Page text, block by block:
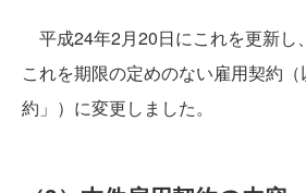
平成24年2月20日にこれを更新し
これを期限の定めのない雇用契約
約」）に変更しました。